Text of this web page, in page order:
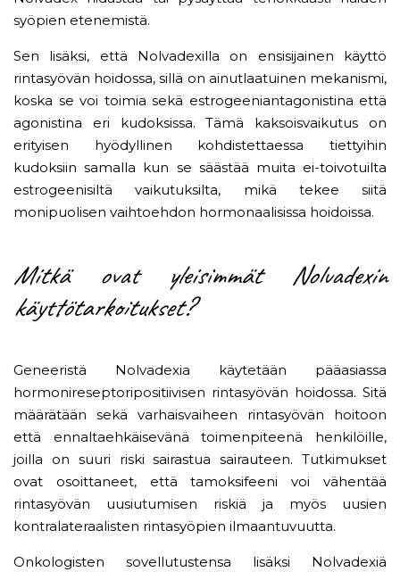
syöpien etenemistä.
Sen lisäksi, että Nolvadexilla on ensisijainen käyttö
rintasyövän hoidossa, sillä on ainutlaatuinen mekanismi,
koska se voi toimia sekä estrogeeniantagonistina että
agonistina eri kudoksissa. Tämä kaksoisvaikutus on
erityisen hyödyllinen kohdistettaessa tiettyihin
kudoksiin samalla kun se säästää muita ei-toivotuilta
estrogeenisiltä vaikutuksilta, mikä tekee siitä
monipuolisen vaihtoehdon hormonaalisissa hoidoissa.
Mitkä ovat yleisimmät Nolvadexin
käyttötarkoitukset?
Geneeristä Nolvadexia käytetään pääasiassa
hormonireseptoripositiivisen rintasyövän hoidossa. Sitä
määrätään sekä varhaisvaiheen rintasyövän hoitoon
että ennaltaehkäisevänä toimenpiteenä henkilöille,
joilla on suuri riski sairastua sairauteen. Tutkimukset
ovat osoittaneet, että tamoksifeeni voi vähentää
rintasyövän uusiutumisen riskiä ja myös uusien
kontralateraalisten rintasyöpien ilmaantuvuutta.
Onkologisten sovellutustensa lisäksi Nolvadexiä